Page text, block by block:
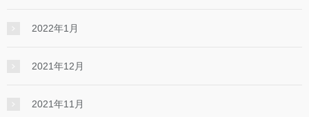
2022年1月
2021年12月
2021年11月